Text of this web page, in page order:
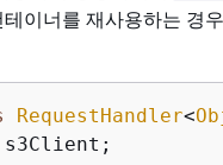
이너를 재사용하는 경
RequestHandler<